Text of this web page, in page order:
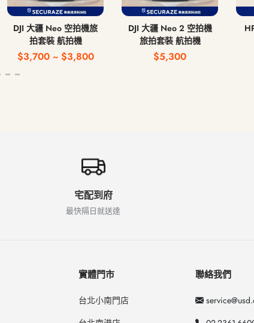
DJI 大疆 Neo 空拍機旅
拍套裝 航拍機
$3,700 ~ $3,800
DJI 大疆 Neo 2 空拍機
旅拍套裝 航拍機
$5,300
宅配到府
最快隔日就送達
實體門市
台北小南門店
聯絡我們